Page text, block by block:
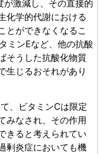
が激減し、その直接的
化学的代謝における
とができなくなるこ
ミンEなど、他の抗酸
そうした抗酸化物質
生じるおそれがあり
、ビタミンCは限定
みなされ、その作用
きると考えられてい
剰炎症においても機